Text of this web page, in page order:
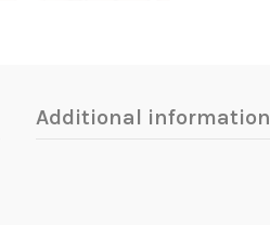
Additional information